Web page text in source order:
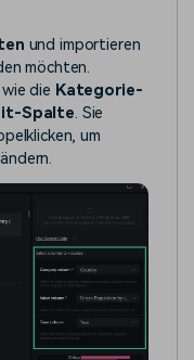
und importieren
möchten.
die Kategorie-
Spalte. Sie
um